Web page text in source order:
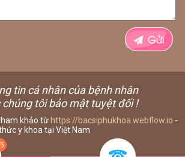
khảo từ https://bacsiphukhoa.webflow.io -
y khoa tại Việt Nam
tin cá nhân của bệnh nhân
tôi bảo mật tuyệt đối !